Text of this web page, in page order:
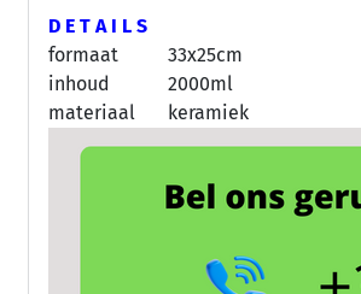
D E T A I L S
formaat
33x25cm
inhoud
2000ml
materiaal
keramiek